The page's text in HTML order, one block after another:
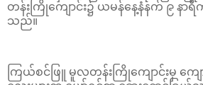
တန်းကြိုကျောင်း၌ ယမန်နေ့နံနက် ၉ နာရီ
သည်။
ကြယ်စင်ဖြူ မူလတန်းကြိုကျောင်းမှ ကျေ